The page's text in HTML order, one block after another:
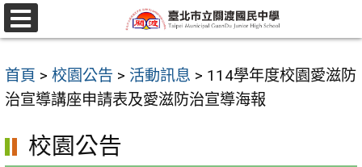
跳
至
要
內
區
選
單
首頁 > 校園公告 > 活動訊息 > 114學年度校園愛滋防
治宣導講座申請表及愛滋防治宣導海報
校園公告